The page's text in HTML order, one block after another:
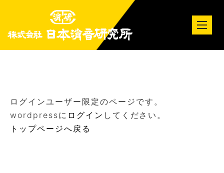
ログインユーザー限定のページです。
wordpressに ログイン してください。
トップページへ戻る